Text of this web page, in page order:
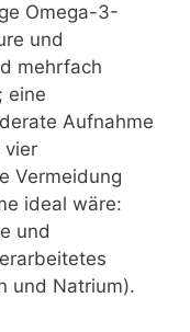
Omega-3-
und
mehrfach
eine
Aufnahme
vier
Vermeidung
ideal wäre:
und
und Natrium).